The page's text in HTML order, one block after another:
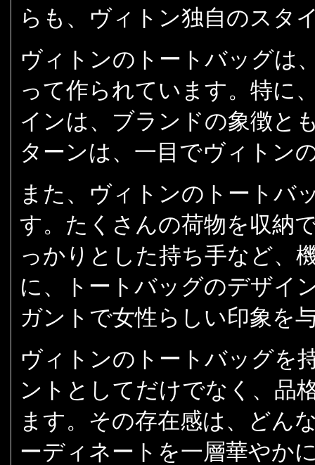
らも、ヴィトン独自のスタ
ヴィトンのトートバッグは
って作られています。特に
インは、ブランドの象徴と
ターンは、一目でヴィトン
また、ヴィトンのトートバ
す。たくさんの荷物を収納
っかりとした持ち手など、
に、トートバッグのデザイ
ガントで女性らしい印象を
ヴィトンのトートバッグを
ントとしてだけでなく、品
ます。その存在感は、どん
ーディネートを一層華やか